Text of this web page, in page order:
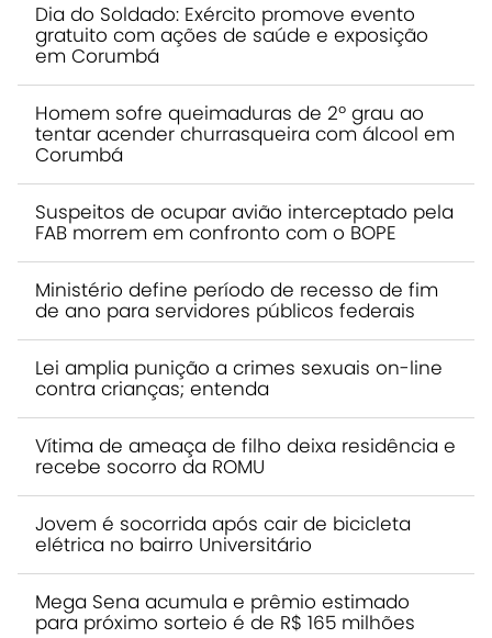
Dia do Soldado: Exército promove evento
gratuito com ações de saúde e exposição
em Corumbá
Homem sofre queimaduras de 2º grau ao
tentar acender churrasqueira com álcool em
Corumbá
Suspeitos de ocupar avião interceptado pela
FAB morrem em confronto com o BOPE
Ministério define período de recesso de fim
de ano para servidores públicos federais
Lei amplia punição a crimes sexuais on-line
contra crianças; entenda
Vítima de ameaça de filho deixa residência e
recebe socorro da ROMU
Jovem é socorrida após cair de bicicleta
elétrica no bairro Universitário
Mega Sena acumula e prêmio estimado
para próximo sorteio é de R$ 165 milhões